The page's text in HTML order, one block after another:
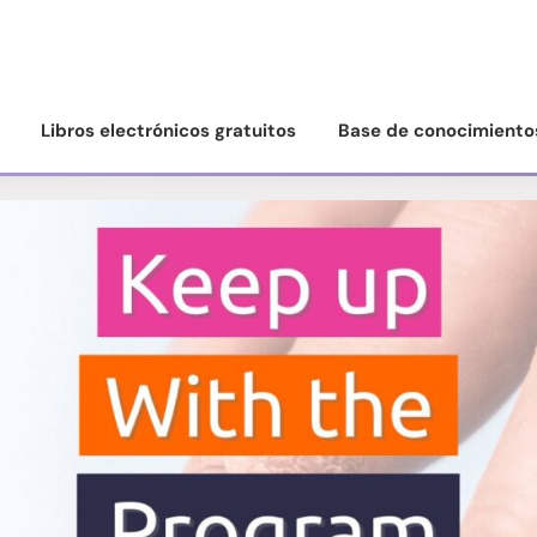
Libros electrónicos gratuitos Base de